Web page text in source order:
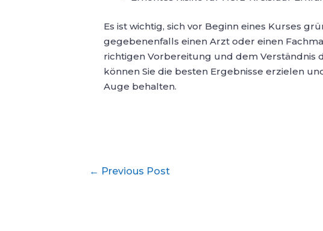
Es ist wichtig, sich vor Beginn eines Kurses
gegebenenfalls einen Arzt oder einen
richtigen Vorbereitung und dem Verständnis
können Sie die besten Ergebnisse erzielen
Auge behalten.
← Previous Post